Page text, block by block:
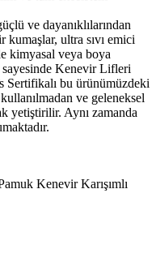
ve dayanıklılarından
ultra sıvı emici
kimyasal veya boya
sayesinde Kenevir Lifleri
Sertifikalı bu ürünümüzdeki
ve geleneksel
yetiştirilir. Aynı zamanda